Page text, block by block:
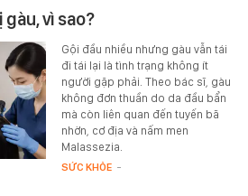
gàu, vì sao?
Gội đầu nhiều nhưng gàu vẫn tái
đi tái lại là tình trạng không ít
người gặp phải. Theo bác sĩ, gàu
không đơn thuần do da đầu bẩn
mà còn liên quan đến tuyến bã
nhờn, cơ địa và nấm men
Malassezia.
SỨC KHỎE -